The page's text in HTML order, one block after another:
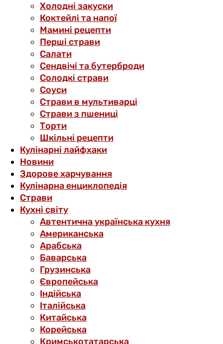
Холодні закуски
Коктейлі та напої
Мамині рецепти
Перші страви
Салати
Сендвічі та бутерброди
Солодкі страви
Соуси
Страви в мультиварці
Страви з пшениці
Торти
Шкільні рецепти
Кулінарні лайфхаки
Новини
Здорове харчування
Кулінарна енциклопедія
Страви
Кухні світу
Автентична українська кухня
Американська
Арабська
Баварська
Грузинська
Європейська
Індійська
Італійська
Китайська
Корейська
Кримськотатарська